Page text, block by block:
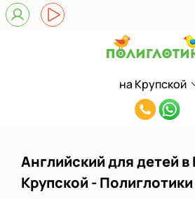
на Крупской
Выберите
на Крупской
Выбрать другой
8(952)120-
Английский для детей в
Крупской - Полиглотики